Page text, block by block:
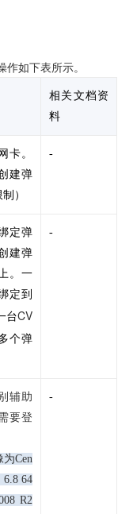
如下表所示。
相关文档资
料
卡。
建弹
）
-
定弹
建弹
。一
定到
台CV
个弹
-
辅助
要登
Cen
6.8 64
R2
-